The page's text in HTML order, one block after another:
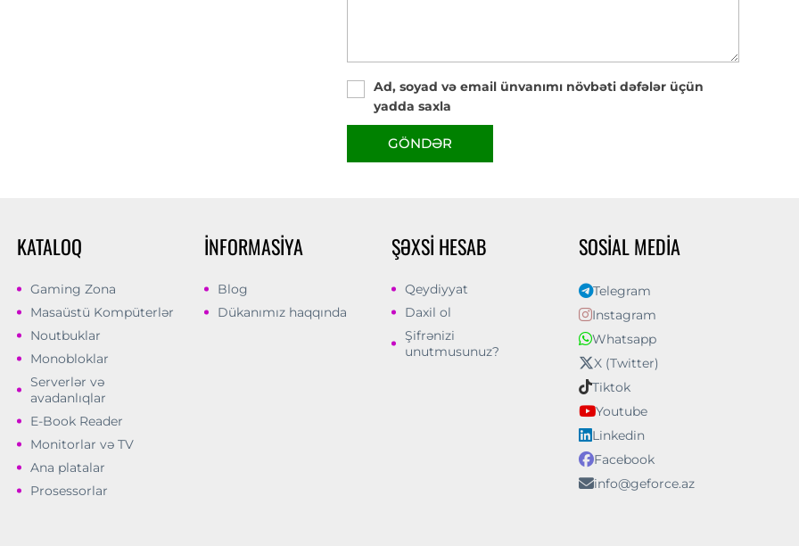
Ad, soyad və email ünvanımı növbəti dəfələr üçün
yadda saxla
GÖNDƏR
KATALOQ
Gaming Zona
Masaüstü Kompüterlər
Noutbuklar
Monobloklar
Serverlər və
avadanlıqlar
E-Book Reader
Monitorlar və TV
Ana platalar
Prosessorlar
İNFORMASIYA
Blog
Dükanımız haqqında
ŞƏXSI HESAB
Qeydiyyat
Daxil ol
Şifrənizi
unutmusunuz?
SOSIAL MEDIA
Telegram
Instagram
Whatsapp
X (Twitter)
Tiktok
Youtube
Linkedin
Facebook
info@geforce.az